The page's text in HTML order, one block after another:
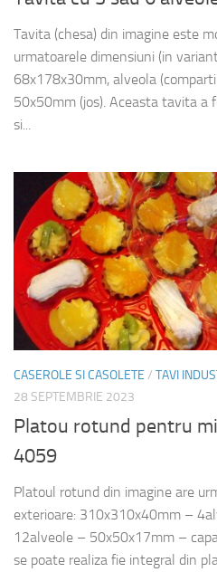
Tavita (chesa) din imagine este
urmatoarele dimensiuni (in
68x178x30mm, alveola
50x50mm (jos). Aceasta tavita a
si...
CASEROLE SI CASOLETE / TAVI
28 SEPTEMBRIE 2023
Platou rotund pentru
4059
Platoul rotund din imagine are
exterioare: 310x310x40mm –
12alveole – 50x50x17mm –
se poate realiza fie integral din